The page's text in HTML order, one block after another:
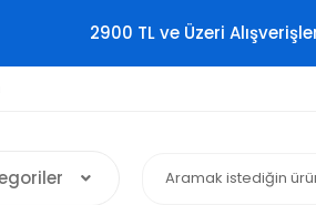
2900 TL ve Üzeri